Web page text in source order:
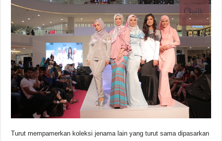
Turut mempamerkan koleksi jenama lain yang turut sama dipasarkan